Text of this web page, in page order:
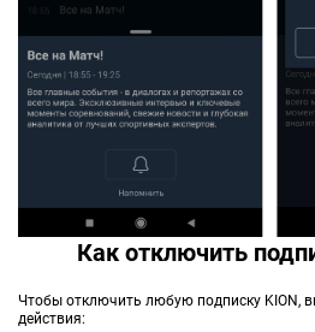
Как отключить
Чтобы отключить любую подписку KION,
действия: